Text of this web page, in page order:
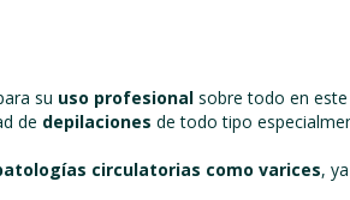
su uso profesional sobre todo en
de depilaciones de todo tipo
circulatorias como varices,